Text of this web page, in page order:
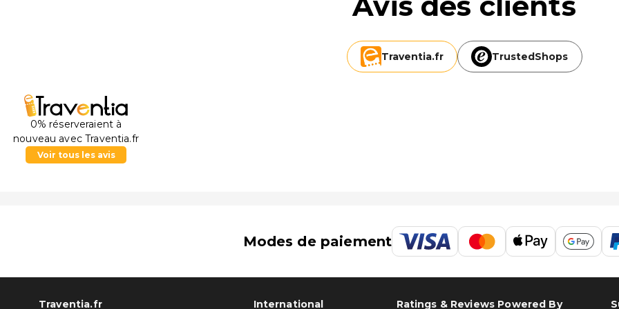
Traventia.fr TrustedShops
0% réserveraient à
nouveau avec Traventia.fr
Voir tous les avis
Modes de paiement
Traventia.fr International Ratings & Reviews Powered By